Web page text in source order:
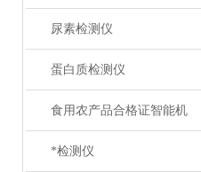
尿素检测仪
蛋白质检测仪
食用农产品合格证智能机
*检测仪